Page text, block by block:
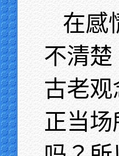
在感
不清楚
古老
正当